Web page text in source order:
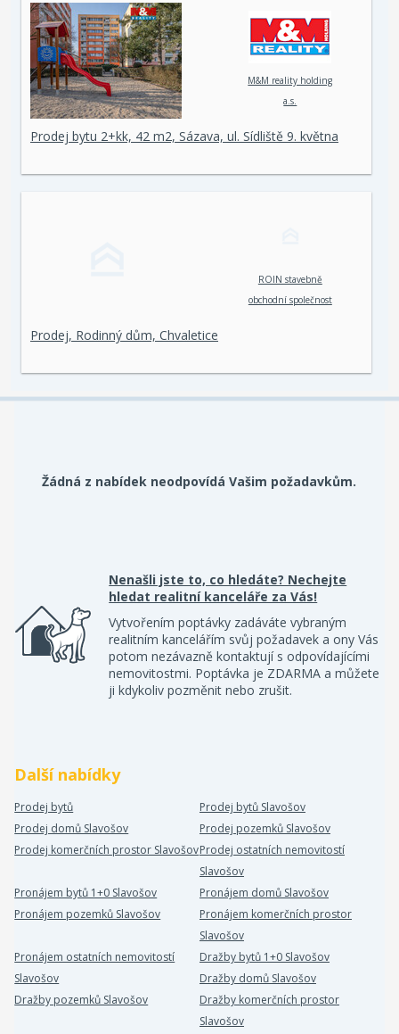
M&M reality holding
a.s.
Prodej bytu 2+kk, 42 m2, Sázava, ul. Sídliště 9. května
ROIN stavebně
obchodní společnost
Prodej, Rodinný dům, Chvaletice
Žádná z nabídek neodpovídá Vašim požadavkům.
Nenašli jste to, co hledáte? Nechejte
hledat realitní kanceláře za Vás!
Vytvořením poptávky zadáváte vybraným
realitním kancelářím svůj požadavek a ony Vás
potom nezávazně kontaktují s odpovídajícími
nemovitostmi. Poptávka je ZDARMA a můžete
ji kdykoliv pozměnit nebo zrušit.
Další nabídky
Prodej bytů
Prodej bytů Slavošov
Prodej domů Slavošov
Prodej pozemků Slavošov
Prodej komerčních prostor SlavošovProdej ostatních nemovitostí
Slavošov
Pronájem bytů 1+0 Slavošov
Pronájem domů Slavošov
Pronájem pozemků Slavošov
Pronájem komerčních prostor
Slavošov
Pronájem ostatních nemovitostí
Slavošov
Dražby bytů 1+0 Slavošov
Dražby domů Slavošov
Dražby pozemků Slavošov
Dražby komerčních prostor
Slavošov